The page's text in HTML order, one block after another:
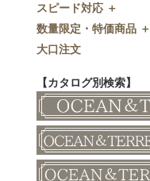
耳かき＆ぺん
紅茶＆コーヒー
和風プチギフト
その他
鰹節・フード
ミラー
メッセージパズル
似顔絵
和風ボード
リングピロー
ブーケプルズ
結婚証明書
その他
季節イベント特集
サクラ
クローバー
クリスマス
バレンタイン
ホワイトデー
母の日
父の日
スピード対応 ＋
スピード対応
即日お急ぎ発送
数量限定・特価商品 ＋
数量限定・特価商品
大口注文
【カタログ別検索】